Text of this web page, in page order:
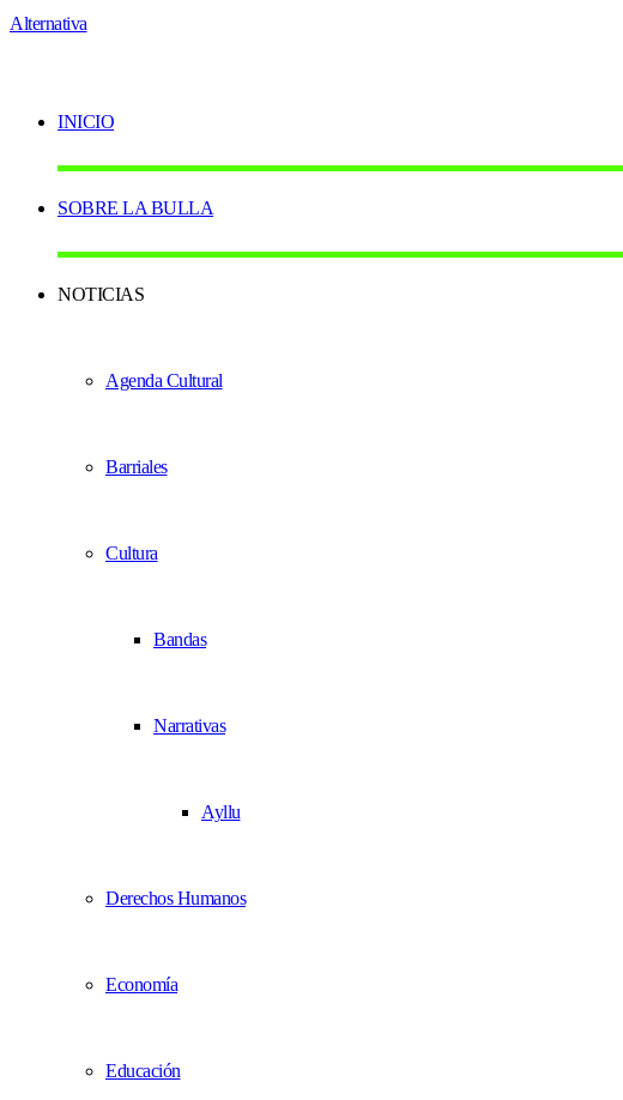
INICIO
SOBRE LA BULLA
NOTICIAS
Agenda Cultural
Barriales
Cultura
Bandas
Narrativas
Ayllu
Derechos Humanos
Economía
Educación